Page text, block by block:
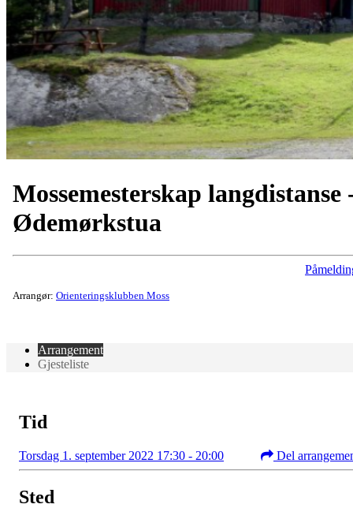
Mossemesterskap langdistanse
Ødemørkstua
Arrangør: Orienteringsklubben Moss
Arrangement
Gjesteliste
Tid
Torsdag 1. september 2022 17:30 - 20:00 Del
Sted